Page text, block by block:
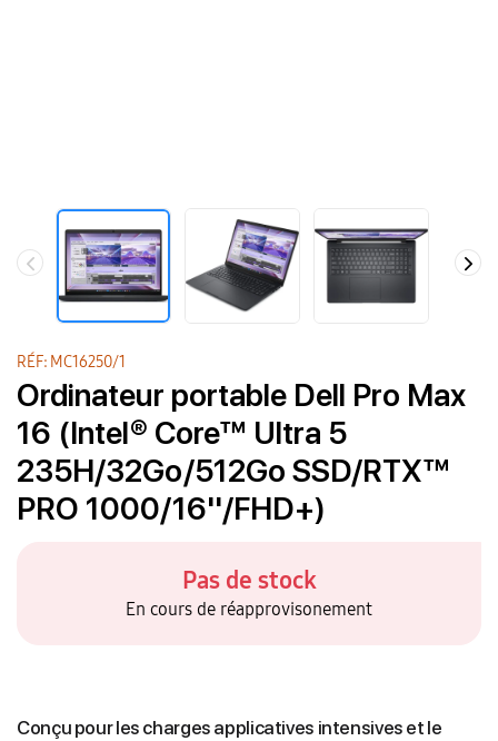
RÉF: MC16250/1
Ordinateur portable Dell Pro Max
16 (Intel® Core™ Ultra 5
235H/32Go/512Go SSD/RTX™
PRO 1000/16''/FHD+)
Pas de stock
En cours de réapprovisonement
Conçu pour les charges applicatives intensives et le